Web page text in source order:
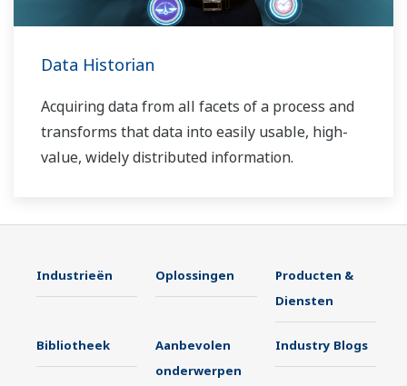
Data Historian
Acquiring data from all facets of a process and
transforms that data into easily usable, high-
value, widely distributed information.
Industrieën Oplossingen
Producten &
Diensten
Bibliotheek
Aanbevolen
onderwerpen
Industry Blogs